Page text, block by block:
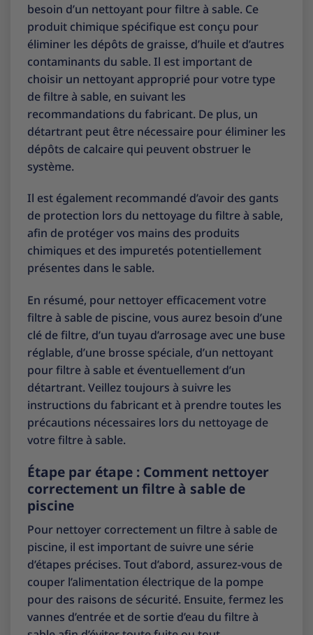
besoin d’un nettoyant pour filtre à sable. Ce
produit chimique spécifique est conçu pour
éliminer les dépôts de graisse, d’huile et d’autres
contaminants du sable. Il est important de
choisir un nettoyant approprié pour votre type
de filtre à sable, en suivant les
recommandations du fabricant. De plus, un
détartrant peut être nécessaire pour éliminer les
dépôts de calcaire qui peuvent obstruer le
système.
Il est également recommandé d’avoir des gants
de protection lors du nettoyage du filtre à sable,
afin de protéger vos mains des produits
chimiques et des impuretés potentiellement
présentes dans le sable.
En résumé, pour nettoyer efficacement votre
filtre à sable de piscine, vous aurez besoin d’une
clé de filtre, d’un tuyau d’arrosage avec une buse
réglable, d’une brosse spéciale, d’un nettoyant
pour filtre à sable et éventuellement d’un
détartrant. Veillez toujours à suivre les
instructions du fabricant et à prendre toutes les
précautions nécessaires lors du nettoyage de
votre filtre à sable.
Étape par étape : Comment nettoyer
correctement un filtre à sable de
piscine
Pour nettoyer correctement un filtre à sable de
piscine, il est important de suivre une série
d’étapes précises. Tout d’abord, assurez-vous de
couper l’alimentation électrique de la pompe
pour des raisons de sécurité. Ensuite, fermez les
vannes d’entrée et de sortie d’eau du filtre à